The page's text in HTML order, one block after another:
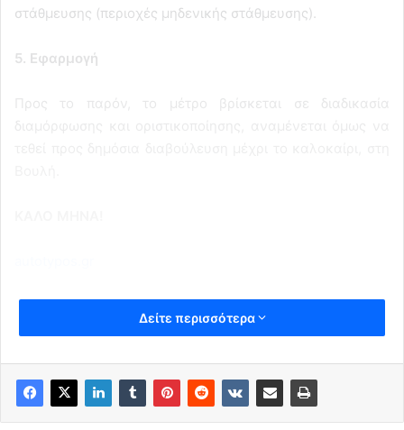
στάθμευσης (περιοχές μηδενικής στάθμευσης).
5. Εφαρμογή
Προς το παρόν, το μέτρο βρίσκεται σε διαδικασία
Δείτε περισσότερα